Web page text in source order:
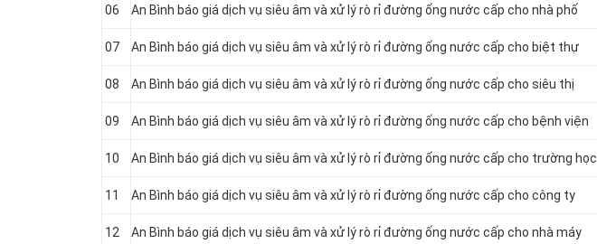
06 An Bình báo giá dịch vụ siêu âm và xử lý rò rỉ đường ống nước cấp cho nhà phố
07 An Bình báo giá dịch vụ siêu âm và xử lý rò rỉ đường ống nước cấp cho biệt thự
08 An Bình báo giá dịch vụ siêu âm và xử lý rò rỉ đường ống nước cấp cho siêu thị
09 An Bình báo giá dịch vụ siêu âm và xử lý rò rỉ đường ống nước cấp cho bệnh viện
10 An Bình báo giá dịch vụ siêu âm và xử lý rò rỉ đường ống nước cấp cho trường học
11 An Bình báo giá dịch vụ siêu âm và xử lý rò rỉ đường ống nước cấp cho công ty
12 An Bình báo giá dịch vụ siêu âm và xử lý rò rỉ đường ống nước cấp cho nhà máy